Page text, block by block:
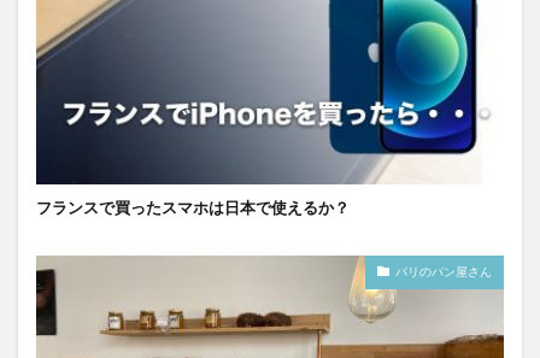
フランスで買ったスマホは日本で使えるか？
パリのパン屋さん